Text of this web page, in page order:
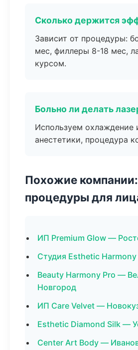
Сколько держится
Зависит от процедуры:
мес, филлеры 8-18 мес,
курсом.
Больно ли делать
Используем охлаждение
анестетики, процедура
Похожие
процедуры для
ИП Premium Glow —
Студия Esthetic
Beauty Harmony Pro —
Новгород
ИП Care Velvet —
Esthetic Diamond Silk —
Center Art Body —